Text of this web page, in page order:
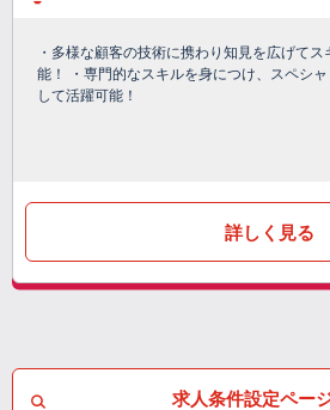
・多様な顧客の技術に携わり知見を広げてス
能！ ・専門的なスキルを身につけ、スペシャ
して活躍可能！
詳しく見る
求人条件設定ペー